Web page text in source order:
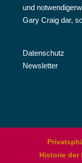
und
Gary Craig dar,
Datenschutz
Newsletter
Historie der